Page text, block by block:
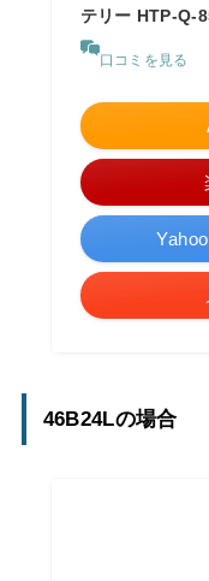
テリー HTP-Q-
口コミを見る
46B24Lの場合